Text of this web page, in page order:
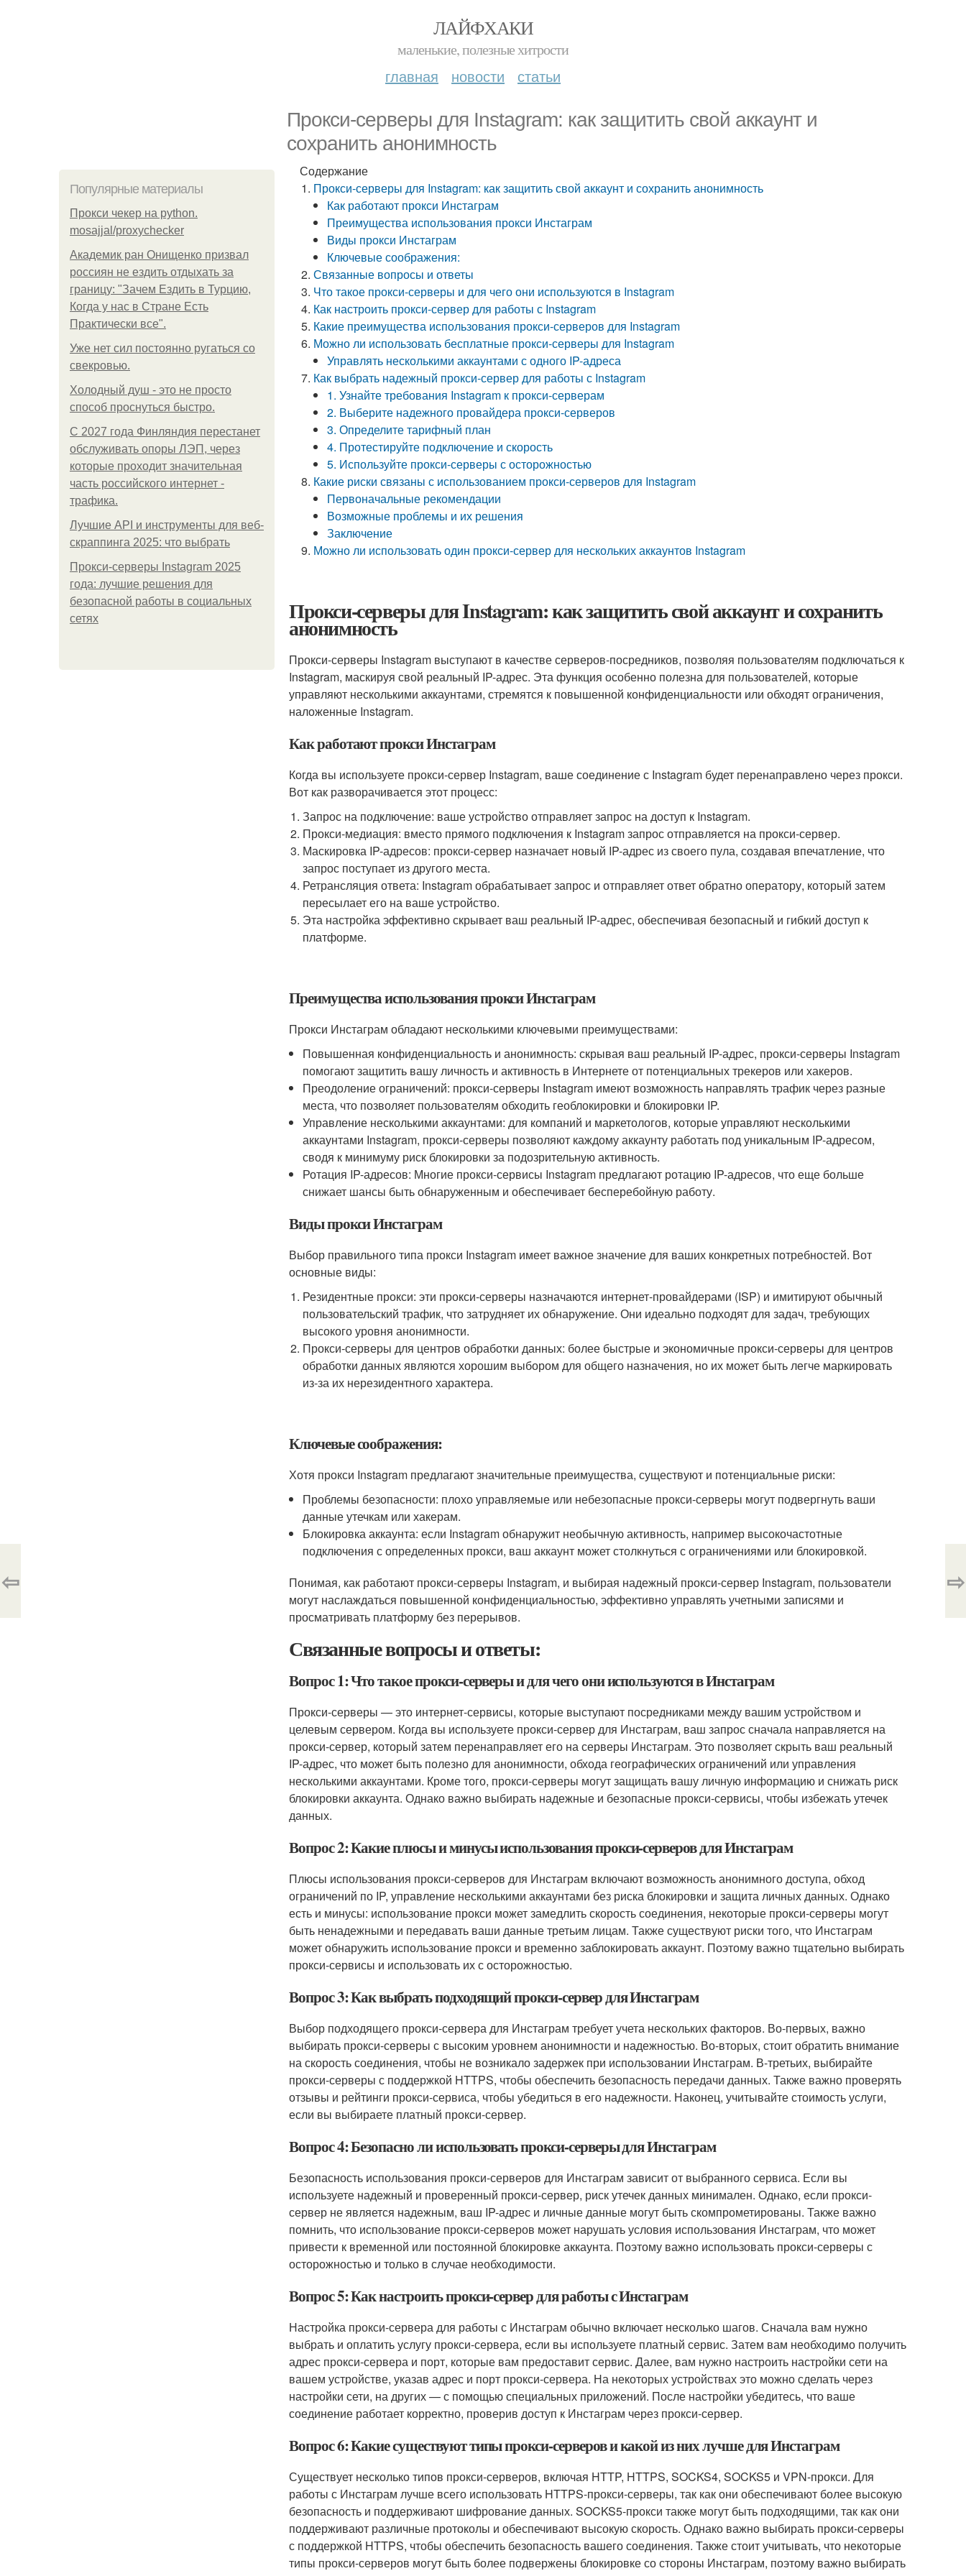
ЛАЙФХАКИ
маленькие, полезные хитрости
главная новости статьи
Прокси-серверы для Instagram: как защитить свой аккаунт и
сохранить анонимность
Популярные материалы
Прокси чекер на python.
mosajjal/proxychecker
Академик ран Онищенко призвал
россиян не ездить отдыхать за
границу: "Зачем Ездить в Турцию,
Когда у нас в Стране Есть
Практически все".
Уже нет сил постоянно ругаться со
свекровью.
Холодный душ - это не просто
способ проснуться быстро.
С 2027 года Финляндия перестанет
обслуживать опоры ЛЭП, через
которые проходит значительная
часть российского интернет -
трафика.
Лучшие API и инструменты для веб-
скраппинга 2025: что выбрать
Прокси-серверы Instagram 2025
года: лучшие решения для
безопасной работы в социальных
сетях
Содержание
Прокси-серверы для Instagram: как защитить свой аккаунт и сохранить анонимность
Как работают прокси Инстаграм
Преимущества использования прокси Инстаграм
Виды прокси Инстаграм
Ключевые соображения:
Связанные вопросы и ответы
Что такое прокси-серверы и для чего они используются в Instagram
Как настроить прокси-сервер для работы с Instagram
Какие преимущества использования прокси-серверов для Instagram
Можно ли использовать бесплатные прокси-серверы для Instagram
Управлять несколькими аккаунтами с одного IP-адреса
Как выбрать надежный прокси-сервер для работы с Instagram
1. Узнайте требования Instagram к прокси-серверам
2. Выберите надежного провайдера прокси-серверов
3. Определите тарифный план
4. Протестируйте подключение и скорость
5. Используйте прокси-серверы с осторожностью
Какие риски связаны с использованием прокси-серверов для Instagram
Первоначальные рекомендации
Возможные проблемы и их решения
Заключение
Можно ли использовать один прокси-сервер для нескольких аккаунтов Instagram
Прокси-серверы для Instagram: как защитить свой аккаунт и сохранить
анонимность
Прокси-серверы Instagram выступают в качестве серверов-посредников, позволяя пользователям подключаться к
Instagram, маскируя свой реальный IP-адрес. Эта функция особенно полезна для пользователей, которые
управляют несколькими аккаунтами, стремятся к повышенной конфиденциальности или обходят ограничения,
наложенные Instagram.
Как работают прокси Инстаграм
Когда вы используете прокси-сервер Instagram, ваше соединение с Instagram будет перенаправлено через прокси.
Вот как разворачивается этот процесс:
Запрос на подключение: ваше устройство отправляет запрос на доступ к Instagram.
Прокси-медиация: вместо прямого подключения к Instagram запрос отправляется на прокси-сервер.
Маскировка IP-адресов: прокси-сервер назначает новый IP-адрес из своего пула, создавая впечатление, что
запрос поступает из другого места.
Ретрансляция ответа: Instagram обрабатывает запрос и отправляет ответ обратно оператору, который затем
пересылает его на ваше устройство.
Эта настройка эффективно скрывает ваш реальный IP-адрес, обеспечивая безопасный и гибкий доступ к
платформе.
Преимущества использования прокси Инстаграм
Прокси Инстаграм обладают несколькими ключевыми преимуществами:
Повышенная конфиденциальность и анонимность: скрывая ваш реальный IP-адрес, прокси-серверы Instagram
помогают защитить вашу личность и активность в Интернете от потенциальных трекеров или хакеров.
Преодоление ограничений: прокси-серверы Instagram имеют возможность направлять трафик через разные
места, что позволяет пользователям обходить геоблокировки и блокировки IP.
Управление несколькими аккаунтами: для компаний и маркетологов, которые управляют несколькими
аккаунтами Instagram, прокси-серверы позволяют каждому аккаунту работать под уникальным IP-адресом,
сводя к минимуму риск блокировки за подозрительную активность.
Ротация IP-адресов: Многие прокси-сервисы Instagram предлагают ротацию IP-адресов, что еще больше
снижает шансы быть обнаруженным и обеспечивает бесперебойную работу.
Виды прокси Инстаграм
Выбор правильного типа прокси Instagram имеет важное значение для ваших конкретных потребностей. Вот
основные виды:
Резидентные прокси: эти прокси-серверы назначаются интернет-провайдерами (ISP) и имитируют обычный
пользовательский трафик, что затрудняет их обнаружение. Они идеально подходят для задач, требующих
высокого уровня анонимности.
Прокси-серверы для центров обработки данных: более быстрые и экономичные прокси-серверы для центров
обработки данных являются хорошим выбором для общего назначения, но их может быть легче маркировать
из-за их нерезидентного характера.
Ключевые соображения:
Хотя прокси Instagram предлагают значительные преимущества, существуют и потенциальные риски:
Проблемы безопасности: плохо управляемые или небезопасные прокси-серверы могут подвергнуть ваши
данные утечкам или хакерам.
Блокировка аккаунта: если Instagram обнаружит необычную активность, например высокочастотные
подключения с определенных прокси, ваш аккаунт может столкнуться с ограничениями или блокировкой.
Понимая, как работают прокси-серверы Instagram, и выбирая надежный прокси-сервер Instagram, пользователи
могут наслаждаться повышенной конфиденциальностью, эффективно управлять учетными записями и
просматривать платформу без перерывов.
Связанные вопросы и ответы:
Вопрос 1: Что такое прокси-серверы и для чего они используются в Инстаграм
Прокси-серверы — это интернет-сервисы, которые выступают посредниками между вашим устройством и
целевым сервером. Когда вы используете прокси-сервер для Инстаграм, ваш запрос сначала направляется на
прокси-сервер, который затем перенаправляет его на серверы Инстаграм. Это позволяет скрыть ваш реальный
IP-адрес, что может быть полезно для анонимности, обхода географических ограничений или управления
несколькими аккаунтами. Кроме того, прокси-серверы могут защищать вашу личную информацию и снижать риск
блокировки аккаунта. Однако важно выбирать надежные и безопасные прокси-сервисы, чтобы избежать утечек
данных.
Вопрос 2: Какие плюсы и минусы использования прокси-серверов для Инстаграм
Плюсы использования прокси-серверов для Инстаграм включают возможность анонимного доступа, обход
ограничений по IP, управление несколькими аккаунтами без риска блокировки и защита личных данных. Однако
есть и минусы: использование прокси может замедлить скорость соединения, некоторые прокси-серверы могут
быть ненадежными и передавать ваши данные третьим лицам. Также существуют риски того, что Инстаграм
может обнаружить использование прокси и временно заблокировать аккаунт. Поэтому важно тщательно выбирать
прокси-сервисы и использовать их с осторожностью.
Вопрос 3: Как выбрать подходящий прокси-сервер для Инстаграм
Выбор подходящего прокси-сервера для Инстаграм требует учета нескольких факторов. Во-первых, важно
выбирать прокси-серверы с высоким уровнем анонимности и надежностью. Во-вторых, стоит обратить внимание
на скорость соединения, чтобы не возникало задержек при использовании Инстаграм. В-третьих, выбирайте
прокси-серверы с поддержкой HTTPS, чтобы обеспечить безопасность передачи данных. Также важно проверять
отзывы и рейтинги прокси-сервиса, чтобы убедиться в его надежности. Наконец, учитывайте стоимость услуги,
если вы выбираете платный прокси-сервер.
Вопрос 4: Безопасно ли использовать прокси-серверы для Инстаграм
Безопасность использования прокси-серверов для Инстаграм зависит от выбранного сервиса. Если вы
используете надежный и проверенный прокси-сервер, риск утечек данных минимален. Однако, если прокси-
сервер не является надежным, ваш IP-адрес и личные данные могут быть скомпрометированы. Также важно
помнить, что использование прокси-серверов может нарушать условия использования Инстаграм, что может
привести к временной или постоянной блокировке аккаунта. Поэтому важно использовать прокси-серверы с
осторожностью и только в случае необходимости.
Вопрос 5: Как настроить прокси-сервер для работы с Инстаграм
Настройка прокси-сервера для работы с Инстаграм обычно включает несколько шагов. Сначала вам нужно
выбрать и оплатить услугу прокси-сервера, если вы используете платный сервис. Затем вам необходимо получить
адрес прокси-сервера и порт, которые вам предоставит сервис. Далее, вам нужно настроить настройки сети на
вашем устройстве, указав адрес и порт прокси-сервера. На некоторых устройствах это можно сделать через
настройки сети, на других — с помощью специальных приложений. После настройки убедитесь, что ваше
соединение работает корректно, проверив доступ к Инстаграм через прокси-сервер.
Вопрос 6: Какие существуют типы прокси-серверов и какой из них лучше для Инстаграм
Существует несколько типов прокси-серверов, включая HTTP, HTTPS, SOCKS4, SOCKS5 и VPN-прокси. Для
работы с Инстаграм лучше всего использовать HTTPS-прокси-серверы, так как они обеспечивают более высокую
безопасность и поддерживают шифрование данных. SOCKS5-прокси также могут быть подходящими, так как они
поддерживают различные протоколы и обеспечивают высокую скорость. Однако важно выбирать прокси-серверы
с поддержкой HTTPS, чтобы обеспечить безопасность вашего соединения. Также стоит учитывать, что некоторые
типы прокси-серверов могут быть более подвержены блокировке со стороны Инстаграм, поэтому важно выбирать
⇦ ⇨